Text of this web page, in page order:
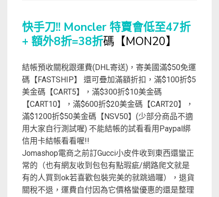
快手刀!! Moncler 特賣會低至47折
+ 額外8折=38折碼【MON20】
結帳預收關稅跟運費(DHL寄送)，寄美國滿$50免運
碼【FASTSHIP】 還可疊加滿額折扣，滿$100折$5
美金碼【CART5】，滿$300折$10美金碼
【CART10】，滿$600折$20美金碼【CART20】，
滿$1200折$50美金碼【NSV50】(少部分商品不適
用大家自行測試喔) 不能結帳的試看看用Paypal綁
信用卡結帳看看喔!!
Jomashop電商之前訂Gucci小皮件收到東西還蠻正
常的（也有網友收到包包有點瑕疵/網路爬文就是
有的人買到ok若喜歡包裝完美的就跳過囉），退貨
關稅不退，運費自付因為它價格蠻優惠的還是整理